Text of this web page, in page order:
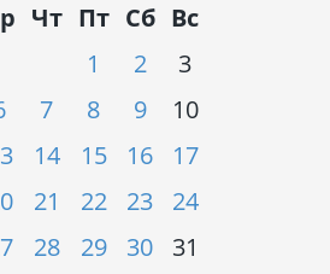
Чт Пт Сб Вс
1 2
3
7 8 9
10
14 15 16
17
21 22 23
24
28 29 30 31